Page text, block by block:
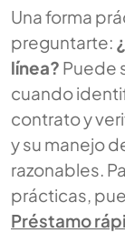
Una forma
preguntarte:
línea? Puede
cuando
contrato y
y su manejo
razonables.
prácticas,
Préstamo